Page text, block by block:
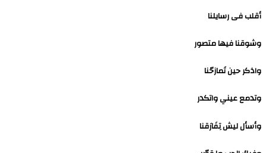
أقلب فى رسايلنا
وشوقنا فيها متصور
واذكر حين تَمازحّنا
وتدمع عيني واتكدر
وأسأل ليش تِفَارَقنا